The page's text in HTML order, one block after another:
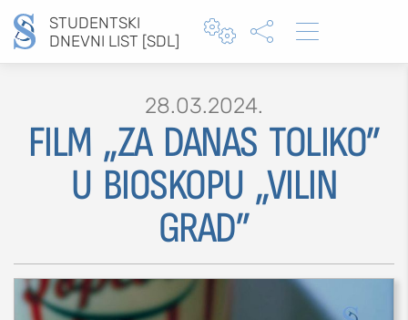
STUDENTSKI
DNEVNI LIST [SDL]
  
Type 2 or more characters for results.
prijava
28.03.2024.
FILM „ZA DANAS TOLIKO”
U BIOSKOPU „VILIN
GRAD”